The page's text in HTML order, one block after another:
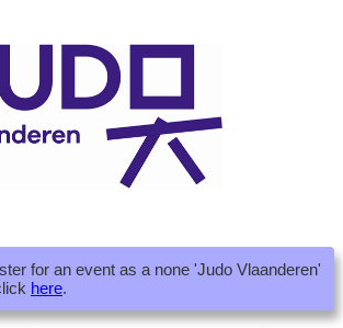
for an event as a none 'Judo Vlaanderen'
here.